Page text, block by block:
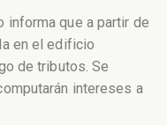
informa que a partir de
en el edificio
de tributos. Se
intereses a